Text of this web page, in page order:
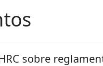
sobre